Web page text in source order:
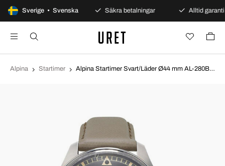
Sverige • Svenska
100 dagars öppet köp Säkra betalningar Alltid garanti
Alpina Startimer Alpina Startimer Svart/Läder Ø44 mm AL-280BGR4S6